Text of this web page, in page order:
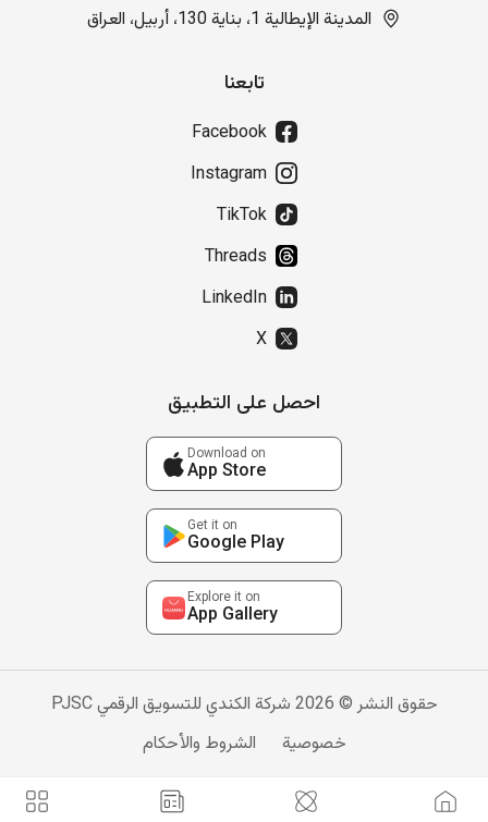
المدينة الإيطالية 1، بناية 130، أربيل، العراق
تابعنا
Facebook
Instagram
TikTok
Threads
LinkedIn
X
احصل على التطبيق
Download on
App Store
Get it on
Google Play
Explore it on
App Gallery
حقوق النشر © 2026 شركة الكندي للتسويق الرقمي PJSC
خصوصية
الشروط والأحكام